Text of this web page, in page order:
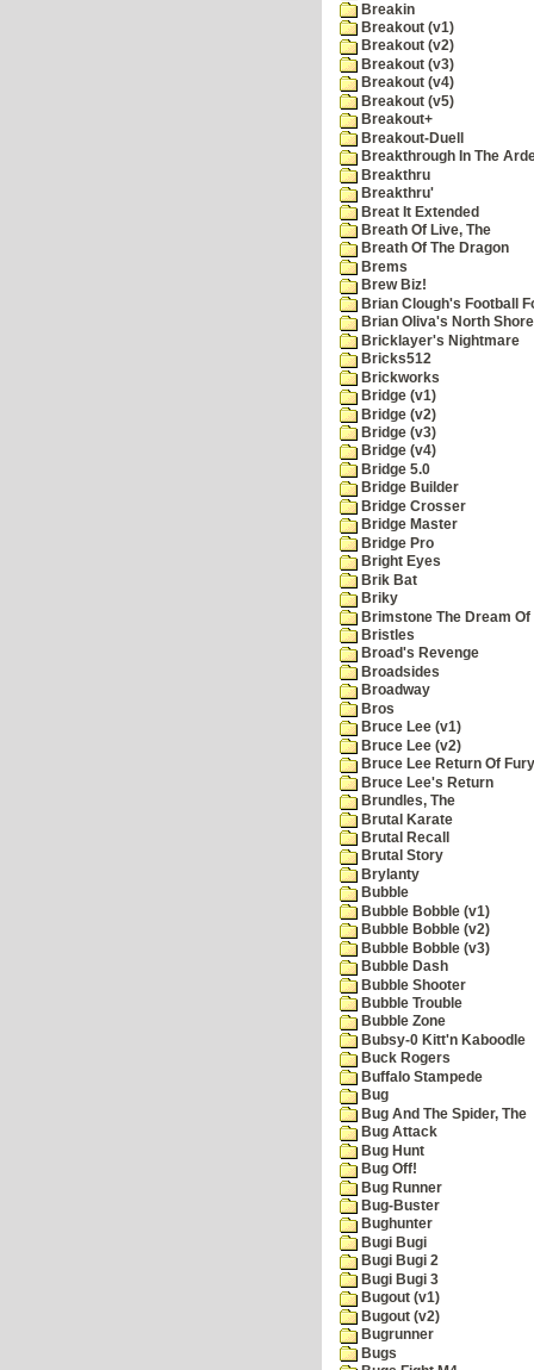
Breakin
Breakout (v1)
Breakout (v2)
Breakout (v3)
Breakout (v4)
Breakout (v5)
Breakout+
Breakout-Duell
Breakthrough In The
Breakthru
Breakthru'
Breat It Extended
Breath Of Live, The
Breath Of The Dragon
Brems
Brew Biz!
Brian Clough's Football
Brian Oliva's North
Bricklayer's Nightmare
Bricks512
Brickworks
Bridge (v1)
Bridge (v2)
Bridge (v3)
Bridge (v4)
Bridge 5.0
Bridge Builder
Bridge Crosser
Bridge Master
Bridge Pro
Bright Eyes
Brik Bat
Briky
Brimstone The Dream Of
Bristles
Broad's Revenge
Broadsides
Broadway
Bros
Bruce Lee (v1)
Bruce Lee (v2)
Bruce Lee Return Of Fury
Bruce Lee's Return
Brundles, The
Brutal Karate
Brutal Recall
Brutal Story
Brylanty
Bubble
Bubble Bobble (v1)
Bubble Bobble (v2)
Bubble Bobble (v3)
Bubble Dash
Bubble Shooter
Bubble Trouble
Bubble Zone
Bubsy-0 Kitt'n Kaboodle
Buck Rogers
Buffalo Stampede
Bug
Bug And The Spider, The
Bug Attack
Bug Hunt
Bug Off!
Bug Runner
Bug-Buster
Bughunter
Bugi Bugi
Bugi Bugi 2
Bugi Bugi 3
Bugout (v1)
Bugout (v2)
Bugrunner
Bugs